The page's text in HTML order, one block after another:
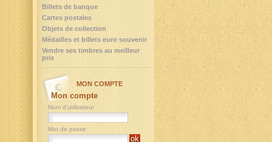
Billets de banque
Cartes postales
Objets de collection
Médailles et billets euro souvenir
Vendre ses timbres au meilleur
prix
MON COMPTE
Mon compte
Nom d'utilisateur
Mot de passe